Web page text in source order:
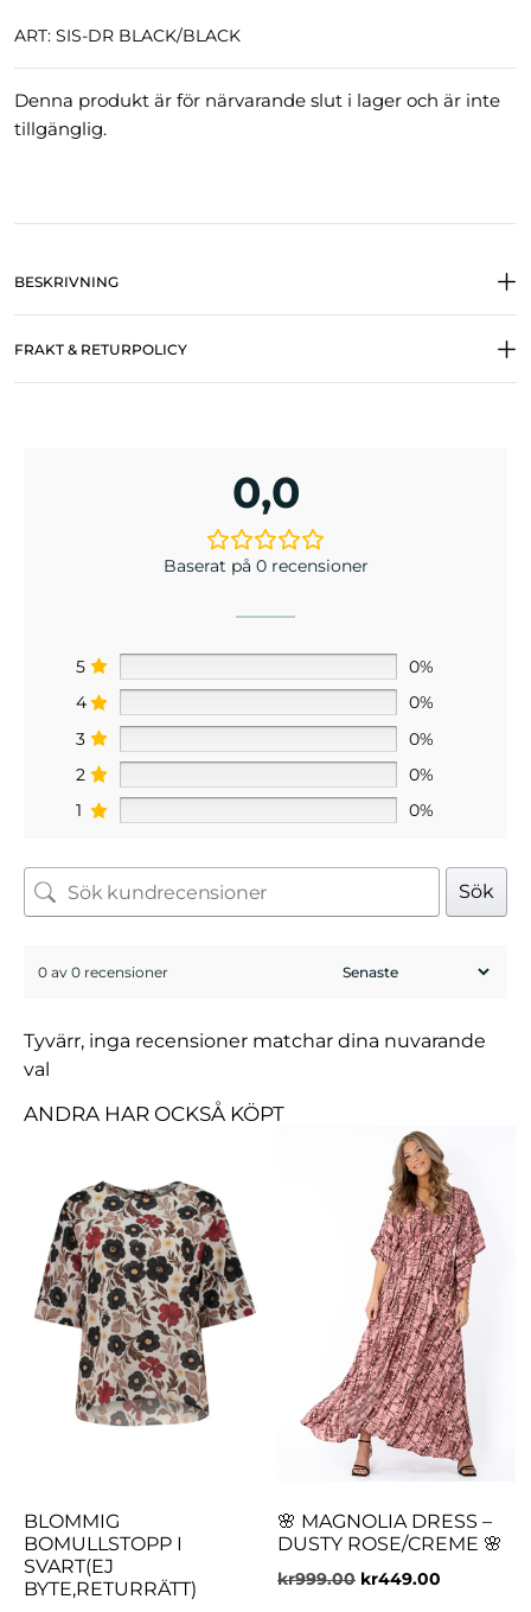
ART: SIS-DR BLACK/BLACK
Denna produkt är för närvarande slut i lager och är inte
tillgänglig.
BESKRIVNING
FRAKT & RETURPOLICY
0,0
Baserat på 0 recensioner
5
0%
4
0%
3
0%
2
0%
1
0%
Sök
0 av 0 recensioner
Tyvärr, inga recensioner matchar dina nuvarande
val
ANDRA HAR OCKSÅ KÖPT
BLOMMIG
BOMULLSTOPP I
SVART(EJ
BYTE,RETURRÄTT)
🌸 MAGNOLIA DRESS –
DUSTY ROSE/CREME 🌸
kr999.00 kr449.00